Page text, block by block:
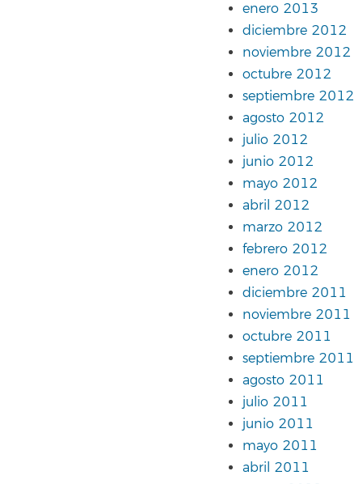
enero 2013
diciembre 2012
noviembre 2012
octubre 2012
septiembre 2012
agosto 2012
julio 2012
junio 2012
mayo 2012
abril 2012
marzo 2012
febrero 2012
enero 2012
diciembre 2011
noviembre 2011
octubre 2011
septiembre 2011
agosto 2011
julio 2011
junio 2011
mayo 2011
abril 2011